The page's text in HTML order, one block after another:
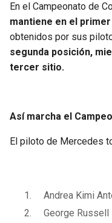
En el Campeonato de
mantiene en el
obtenidos por sus
segunda posición,
tercer sitio.
Así marcha el
El piloto de Mercedes
Andrea Kimi
George